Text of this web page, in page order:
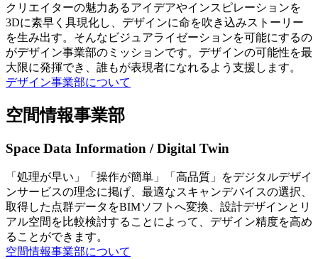
クリエイターの魅力あるアイデアやインスピレーションを
3Dに素早く具現化し、デザインに命を吹き込みストーリー
を生み出す。そんなビジュアライゼーションを可能にするの
がデザイン事業部のミッションです。デザインの可能性を最
大限に発揮でき、誰もが表現者になれるよう支援します。
デザイン事業部について
空間情報事業部
Space Data Information / Digital Twin
「処理が早い」「操作が簡単」「高品質」をデジタルデザイ
ンサービスの理念に掲げ、最適なスキャンデバイスの選択、
取得した点群データをBIMソフトへ変換、設計デザインとリ
アル空間を比較検討することによって、デザイン精度を高め
ることができます。
空間情報事業部について